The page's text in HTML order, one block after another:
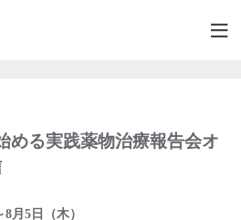
める実践薬物治療報告会オ
月5日（木）